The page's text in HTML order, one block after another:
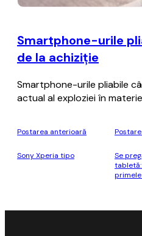
Smartphone-urile
de la achiziţie
Smartphone-urile pliabile
actual al exploziei în
Postarea anterioară
Sony Xperia tipo
Se
tabletă: